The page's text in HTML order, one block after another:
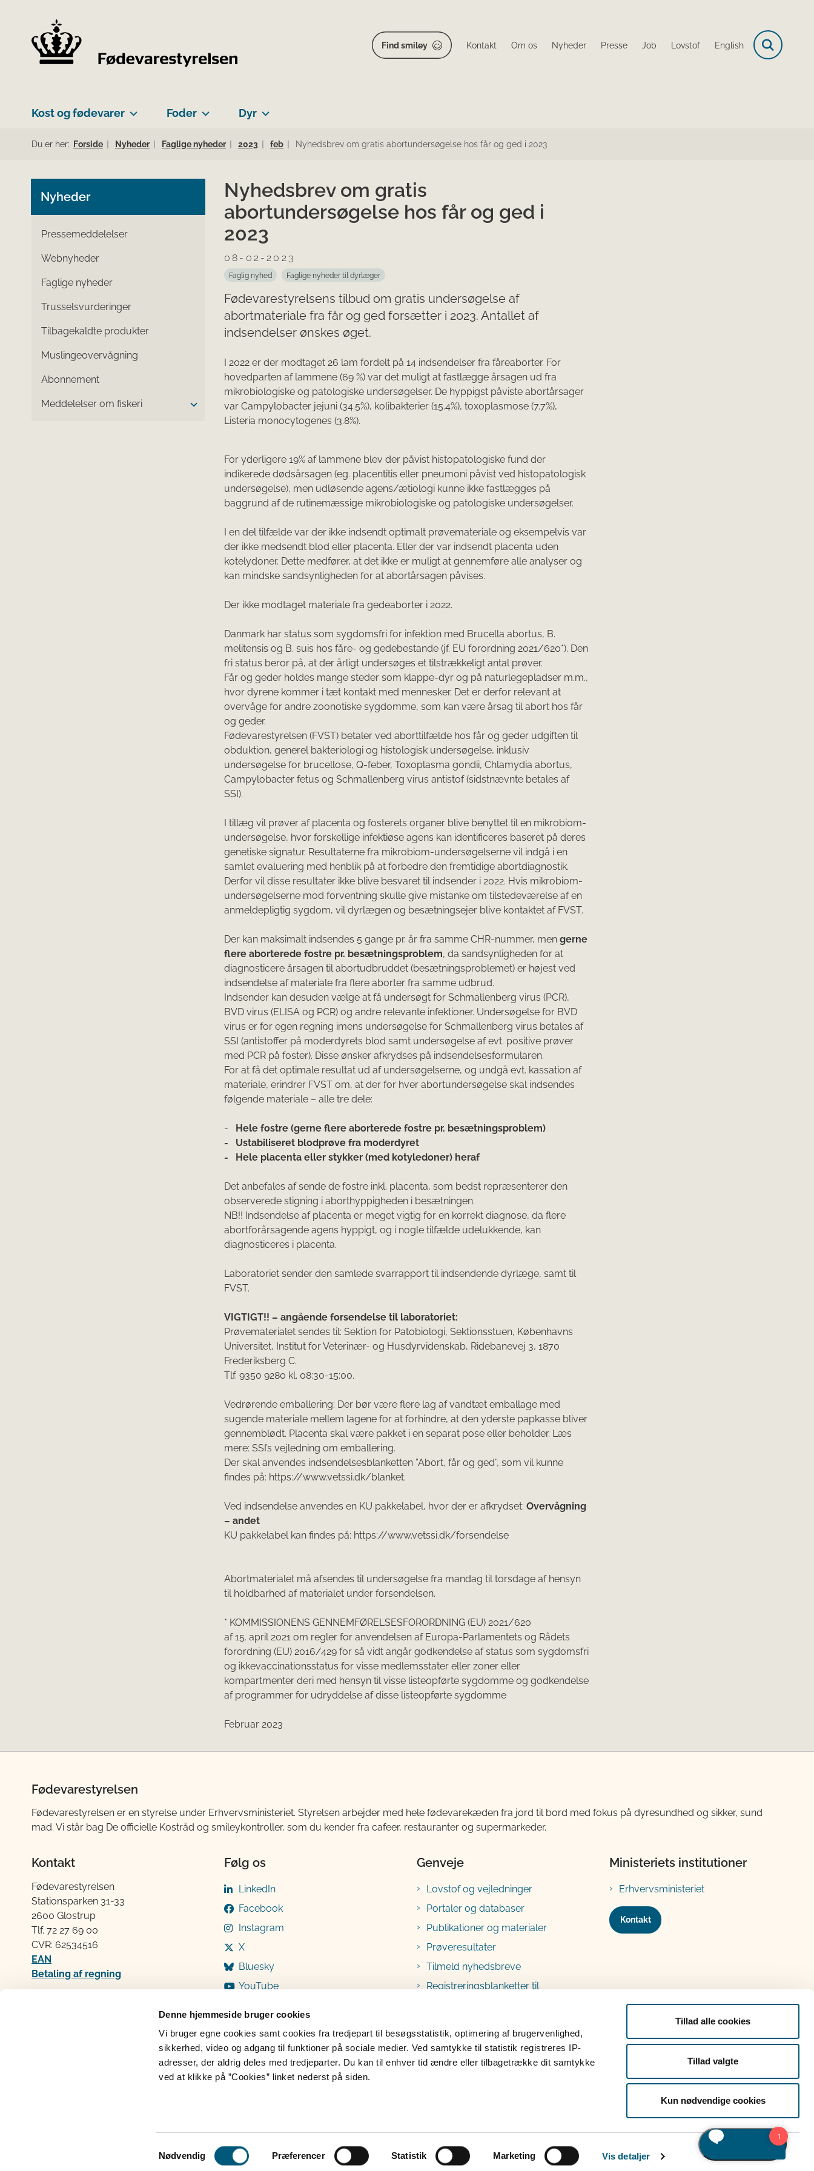
Denne hjemmeside bruger cookies
Vi bruger egne cookies samt cookies fra tredjepart til besøgsstatistik, optimering af brugervenlighed,
sikkerhed, video og adgang til funktioner på sociale medier. Ved samtykke til statistik registreres IP-
adresser, der aldrig deles med tredjeparter. Du kan til enhver tid ændre eller tilbagetrække dit samtykke
ved at klikke på ”Cookies” linket nederst på siden.
Samtykkevalg
Nødvendig Præferencer Statistik Marketing Vis detaljer
Tillad alle cookies
Tillad valgte
Kun nødvendige cookies
Find smiley Kontakt Om os Nyheder Presse Job Lovstof English
Kost og fødevarer Foder Dyr
Du er her: Forside Nyheder Faglige nyheder 2023 feb Nyhedsbrev om gratis abortundersøgelse hos får og ged i 2023
Nyheder
Pressemeddelelser
Webnyheder
Faglige nyheder
Trusselsvurderinger
Tilbagekaldte produkter
Muslingeovervågning
Abonnement
Meddelelser om fiskeri
Nyhedsbrev om gratis
abortundersøgelse hos får og ged i
2023
08-02-2023
Faglig nyhed Faglige nyheder til dyrlæger
Fødevarestyrelsens tilbud om gratis undersøgelse af
abortmateriale fra får og ged forsætter i 2023. Antallet af
indsendelser ønskes øget.
​I 2022 er der modtaget 26 lam fordelt på 14 indsendelser fra fåreaborter. For
hovedparten af lammene (69 %) var det muligt at fastlægge årsagen ud fra
mikrobiologiske og patologiske undersøgelser. De hyppigst påviste abortårsager
var Campylobacter jejuni (34.5%), kolibakterier (15.4%), toxoplasmose (7.7%),
Listeria monocytogenes (3.8%).
For yderligere 19% af lammene blev der påvist histopatologiske fund der
indikerede dødsårsagen (eg. placentitis eller pneumoni påvist ved histopatologisk
undersøgelse), men udløsende agens/ætiologi kunne ikke fastlægges på
baggrund af de rutinemæssige mikrobiologiske og patologiske undersøgelser.
I en del tilfælde var der ikke indsendt optimalt prøvemateriale og eksempelvis var
der ikke medsendt blod eller placenta. Eller der var indsendt placenta uden
kotelydoner. Dette medfører, at det ikke er muligt at gennemføre alle analyser og
kan mindske sandsynligheden for at abortårsagen påvises.
Der ikke modtaget materiale fra gedeaborter i 2022.
Danmark har status som sygdomsfri for infektion med Brucella abortus, B.
melitensis og B. suis hos fåre- og gedebestande (jf. EU forordning 2021/620*). Den
fri status beror på, at der årligt undersøges et tilstrækkeligt antal prøver.
Får og geder holdes mange steder som klappe-dyr og på naturlegepladser m.m.,
hvor dyrene kommer i tæt kontakt med mennesker. Det er derfor relevant at
overvåge for andre zoonotiske sygdomme, som kan være årsag til abort hos får
og geder.
Fødevarestyrelsen (FVST) betaler ved aborttilfælde hos får og geder udgiften til
obduktion, generel bakteriologi og histologisk undersøgelse, inklusiv
undersøgelse for brucellose, Q-feber, Toxoplasma gondii, Chlamydia abortus,
Campylobacter fetus og Schmallenberg virus antistof (sidstnævnte betales af
SSI).
I tillæg vil prøver af placenta og fosterets organer blive benyttet til en mikrobiom-
undersøgelse, hvor forskellige infektiøse agens kan identificeres baseret på deres
genetiske signatur. Resultaterne fra mikrobiom-undersøgelserne vil indgå i en
samlet evaluering med henblik på at forbedre den fremtidige abortdiagnostik.
Derfor vil disse resultater ikke blive besvaret til indsender i 2022. Hvis mikrobiom-
undersøgelserne mod forventning skulle give mistanke om tilstedeværelse af en
anmeldepligtig sygdom, vil dyrlægen og besætningsejer blive kontaktet af FVST.
Der kan maksimalt indsendes 5 gange pr. år fra samme CHR-nummer, men gerne
flere aborterede fostre pr. besætningsproblem, da sandsynligheden for at
diagnosticere årsagen til abortudbruddet (besætningsproblemet) er højest ved
indsendelse af materiale fra flere aborter fra samme udbrud.
Indsender kan desuden vælge at få undersøgt for Schmallenberg virus (PCR),
BVD virus (ELISA og PCR) og andre relevante infektioner. Undersøgelse for BVD
virus er for egen regning imens undersøgelse for Schmallenberg virus betales af
SSI (antistoffer på moderdyrets blod samt undersøgelse af evt. positive prøver
med PCR på foster). Disse ønsker afkrydses på indsendelsesformularen.
For at få det optimale resultat ud af undersøgelserne, og undgå evt. kassation af
materiale, erindrer FVST om, at der for hver abortundersøgelse skal indsendes
følgende materiale – alle tre dele:
- Hele fostre (gerne flere aborterede fostre pr. besætningsproblem)
- Ustabiliseret blodprøve fra moderdyret
- Hele placenta eller stykker (med kotyledoner) heraf
Det anbefales af sende de fostre inkl. placenta, som bedst repræsenterer den
observerede stigning i aborthyppigheden i besætningen.
NB!! Indsendelse af placenta er meget vigtig for en korrekt diagnose, da flere
abortforårsagende agens hyppigt, og i nogle tilfælde udelukkende, kan
diagnosticeres i placenta.
Laboratoriet sender den samlede svarrapport til indsendende dyrlæge, samt til
FVST.
VIGTIGT!! – angående forsendelse til laboratoriet:
Prøvematerialet sendes til: Sektion for Patobiologi, Sektionsstuen, Københavns
Universitet, Institut for Veterinær- og Husdyrvidenskab, Ridebanevej 3, 1870
Frederiksberg C.
Tlf. 9350 9280 kl. 08:30-15:00.
Vedrørende emballering: Der bør være flere lag af vandtæt emballage med
sugende materiale mellem lagene for at forhindre, at den yderste papkasse bliver
gennemblødt. Placenta skal være pakket i en separat pose eller beholder. Læs
mere: SSI’s vejledning om emballering.
Der skal anvendes indsendelsesblanketten ”Abort, får og ged”, som vil kunne
findes på: https://www.vetssi.dk/blanket.
Ved indsendelse anvendes en KU pakkelabel, hvor der er afkrydset: Overvågning
– andet
KU pakkelabel kan findes på: https://www.vetssi.dk/forsendelse
Abortmaterialet må afsendes til undersøgelse fra mandag til torsdage af hensyn
til holdbarhed af materialet under forsendelsen.
* KOMMISSIONENS GENNEMFØRELSESFORORDNING (EU) 2021/620
af 15. april 2021 om regler for anvendelsen af Europa-Parlamentets og Rådets
forordning (EU) 2016/429 for så vidt angår godkendelse af status som sygdomsfri
og ikkevaccinationsstatus for visse medlemsstater eller zoner eller
kompartmenter deri med hensyn til visse listeopførte sygdomme og godkendelse
af programmer for udryddelse af disse listeopførte sygdomme
Februar 2023
Fødevarestyrelsen
Fødevarestyrelsen er en styrelse under Erhvervsministeriet. Styrelsen arbejder med hele fødevarekæden fra jord til bord med fokus på dyresundhed og sikker, sund
mad. Vi står bag De officielle Kostråd og smileykontroller, som du kender fra cafeer, restauranter og supermarkeder.
Kontakt
Fødevarestyrelsen
Stationsparken 31-33
2600 Glostrup
Tlf. 72 2​​​7 69 00
CVR: 62534516
EAN
Betaling af regning
Følg os
LinkedIn
Facebook
Instagram
X
Bluesky
YouTube
Genveje
Lovstof og vejledninger
Portaler og databaser
Publikationer og materialer
Prøveresultater
Tilmeld nyhedsbreve
Registreringsblanketter til
Ministeriets institutioner
Erhvervsministeriet
Kontakt
Persondatabeskyttelse Tilgængelighedserklæring Klage